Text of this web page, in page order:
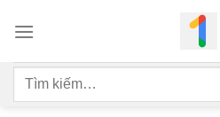
qua
dung
Tìm